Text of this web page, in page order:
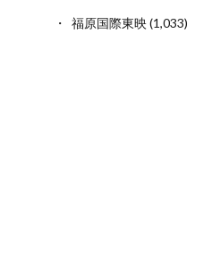
福原国際東映(1,033)